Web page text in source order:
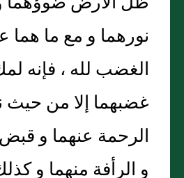
نورهما و مع ما هما
الغضب لله ، فإنه
غضبهما إلا من حيث
الرحمة عنهما و
و الرأفة منهما و